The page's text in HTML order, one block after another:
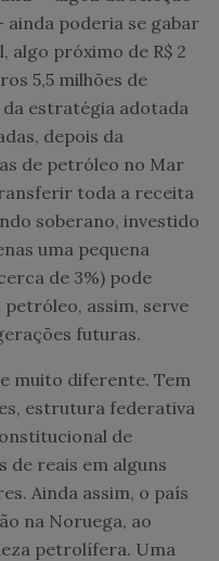
poderia se gabar
algo próximo de R$ 2
5,5 milhões de
estratégia adotada
depois da
de petróleo no Mar
toda a receita
soberano, investido
uma pequena
de 3%) pode
assim, serve
futuras.
muito diferente. Tem
estrutura federativa
de
de reais em alguns
Ainda assim, o país
na Noruega, ao
petrolífera. Uma